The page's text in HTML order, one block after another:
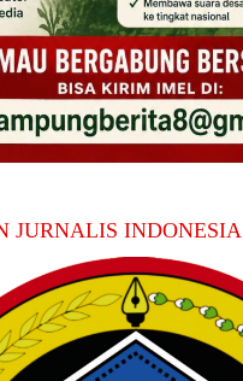
JURNALIS INDONESIA